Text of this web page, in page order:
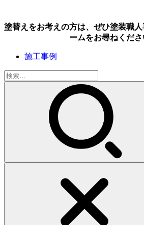
塗替えをお考えの方は、ぜひ塗装職
ームをお尋ねくださ
施工事例
検
索: